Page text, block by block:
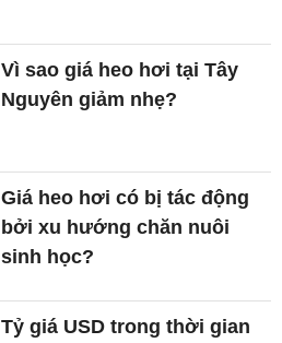
Vì sao giá heo hơi tại Tây
Nguyên giảm nhẹ?
Giá heo hơi có bị tác động
bởi xu hướng chăn nuôi
sinh học?
Tỷ giá USD trong thời gian